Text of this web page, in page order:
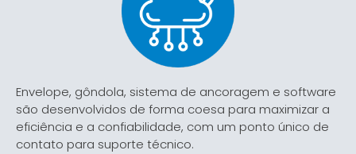
Envelope, gôndola, sistema de ancoragem e software
são desenvolvidos de forma coesa para maximizar a
eficiência e a confiabilidade, com um ponto único de
contato para suporte técnico.